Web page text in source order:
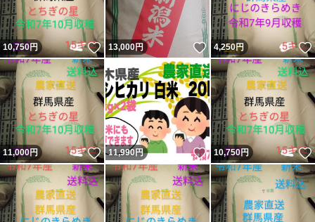
10,750円 いいね！
13,000円 いいね！
4,250円
11,000円 いいね！
11,990 円 いいね！
10,750円